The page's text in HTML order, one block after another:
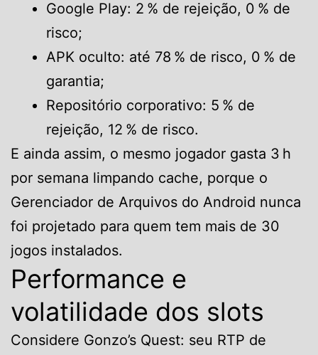
Google Play: 2 % de rejeição, 0 % de
risco;
APK oculto: até 78 % de risco, 0 % de
garantia;
Repositório corporativo: 5 % de
rejeição, 12 % de risco.
E ainda assim, o mesmo jogador gasta 3 h
por semana limpando cache, porque o
Gerenciador de Arquivos do Android nunca
foi projetado para quem tem mais de 30
jogos instalados.
Performance e
volatilidade dos slots
Considere Gonzo’s Quest: seu RTP de